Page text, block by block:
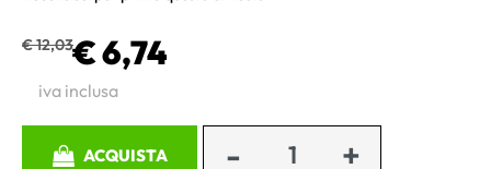
€ 12,03€ 6,74
iva inclusa
ACQUISTA